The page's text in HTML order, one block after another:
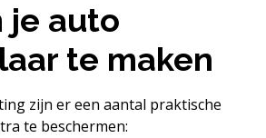
je auto
te maken
zijn er een aantal praktische
te beschermen: